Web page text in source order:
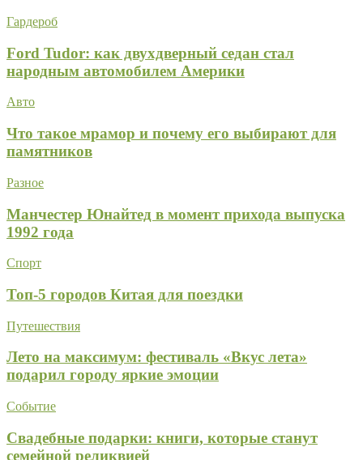
Гардероб
Ford Tudor: как двухдверный седан стал
народным автомобилем Америки
Авто
Что такое мрамор и почему его выбирают для
памятников
Разное
Манчестер Юнайтед в момент прихода выпуска
1992 года
Спорт
Топ-5 городов Китая для поездки
Путешествия
Лето на максимум: фестиваль «Вкус лета»
подарил городу яркие эмоции
Событие
Свадебные подарки: книги, которые станут
семейной реликвией